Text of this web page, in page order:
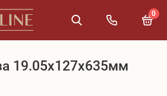
0
19.05x127x635мм